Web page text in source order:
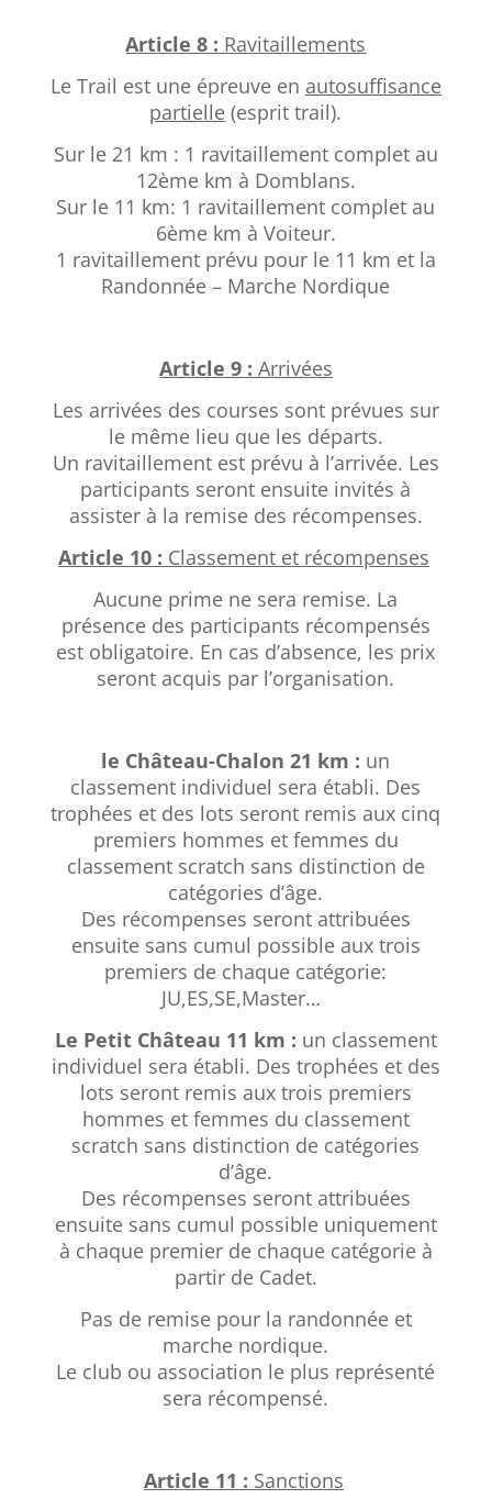
Article 8 : Ravitaillements
Le Trail est une épreuve en autosuffisance
partielle (esprit trail).
Sur le 21 km : 1 ravitaillement complet au
12ème km à Domblans.
Sur le 11 km: 1 ravitaillement complet au
6ème km à Voiteur.
1 ravitaillement prévu pour le 11 km et la
Randonnée – Marche Nordique
Article 9 : Arrivées
Les arrivées des courses sont prévues sur
le même lieu que les départs.
Un ravitaillement est prévu à l’arrivée. Les
participants seront ensuite invités à
assister à la remise des récompenses.
Article 10 : Classement et récompenses
Aucune prime ne sera remise. La
présence des participants récompensés
est obligatoire. En cas d’absence, les prix
seront acquis par l’organisation.
le Château-Chalon 21 km : un
classement individuel sera établi. Des
trophées et des lots seront remis aux cinq
premiers hommes et femmes du
classement scratch sans distinction de
catégories d’âge.
Des récompenses seront attribuées
ensuite sans cumul possible aux trois
premiers de chaque catégorie:
JU,ES,SE,Master…
Le Petit Château 11 km : un classement
individuel sera établi. Des trophées et des
lots seront remis aux trois premiers
hommes et femmes du classement
scratch sans distinction de catégories
d’âge.
Des récompenses seront attribuées
ensuite sans cumul possible uniquement
à chaque premier de chaque catégorie à
partir de Cadet.
Pas de remise pour la randonnée et
marche nordique.
Le club ou association le plus représenté
sera récompensé.
Article 11 : Sanctions